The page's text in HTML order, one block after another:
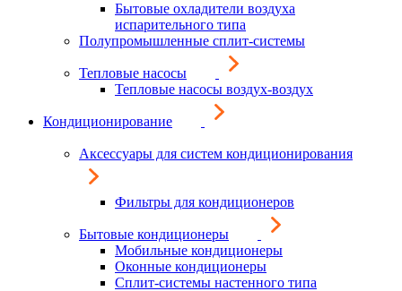
Бытовые охладители воздуха
испарительного типа
Полупромышленные сплит-системы
Тепловые насосы
Тепловые насосы воздух-воздух
Кондиционирование
Аксессуары для систем кондиционирования
Фильтры для кондиционеров
Бытовые кондиционеры
Мобильные кондиционеры
Оконные кондиционеры
Сплит-системы настенного типа